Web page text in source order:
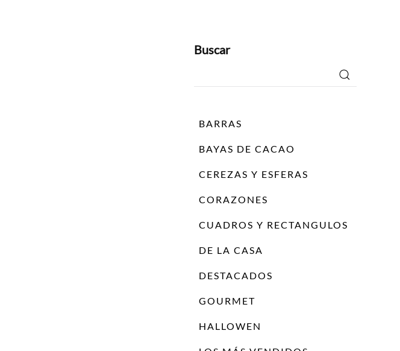
Buscar
por:
BARRAS
BAYAS DE CACAO
CEREZAS Y ESFERAS
CORAZONES
CUADROS Y RECTANGULOS
DE LA CASA
DESTACADOS
GOURMET
HALLOWEN